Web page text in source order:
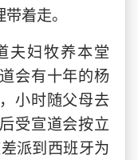
着走。
妇牧养本堂
会有十年的杨
小时随父母去
受宣道会按立
派到西班牙为